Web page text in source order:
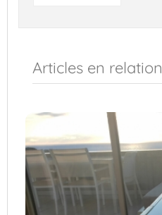
Articles en relation